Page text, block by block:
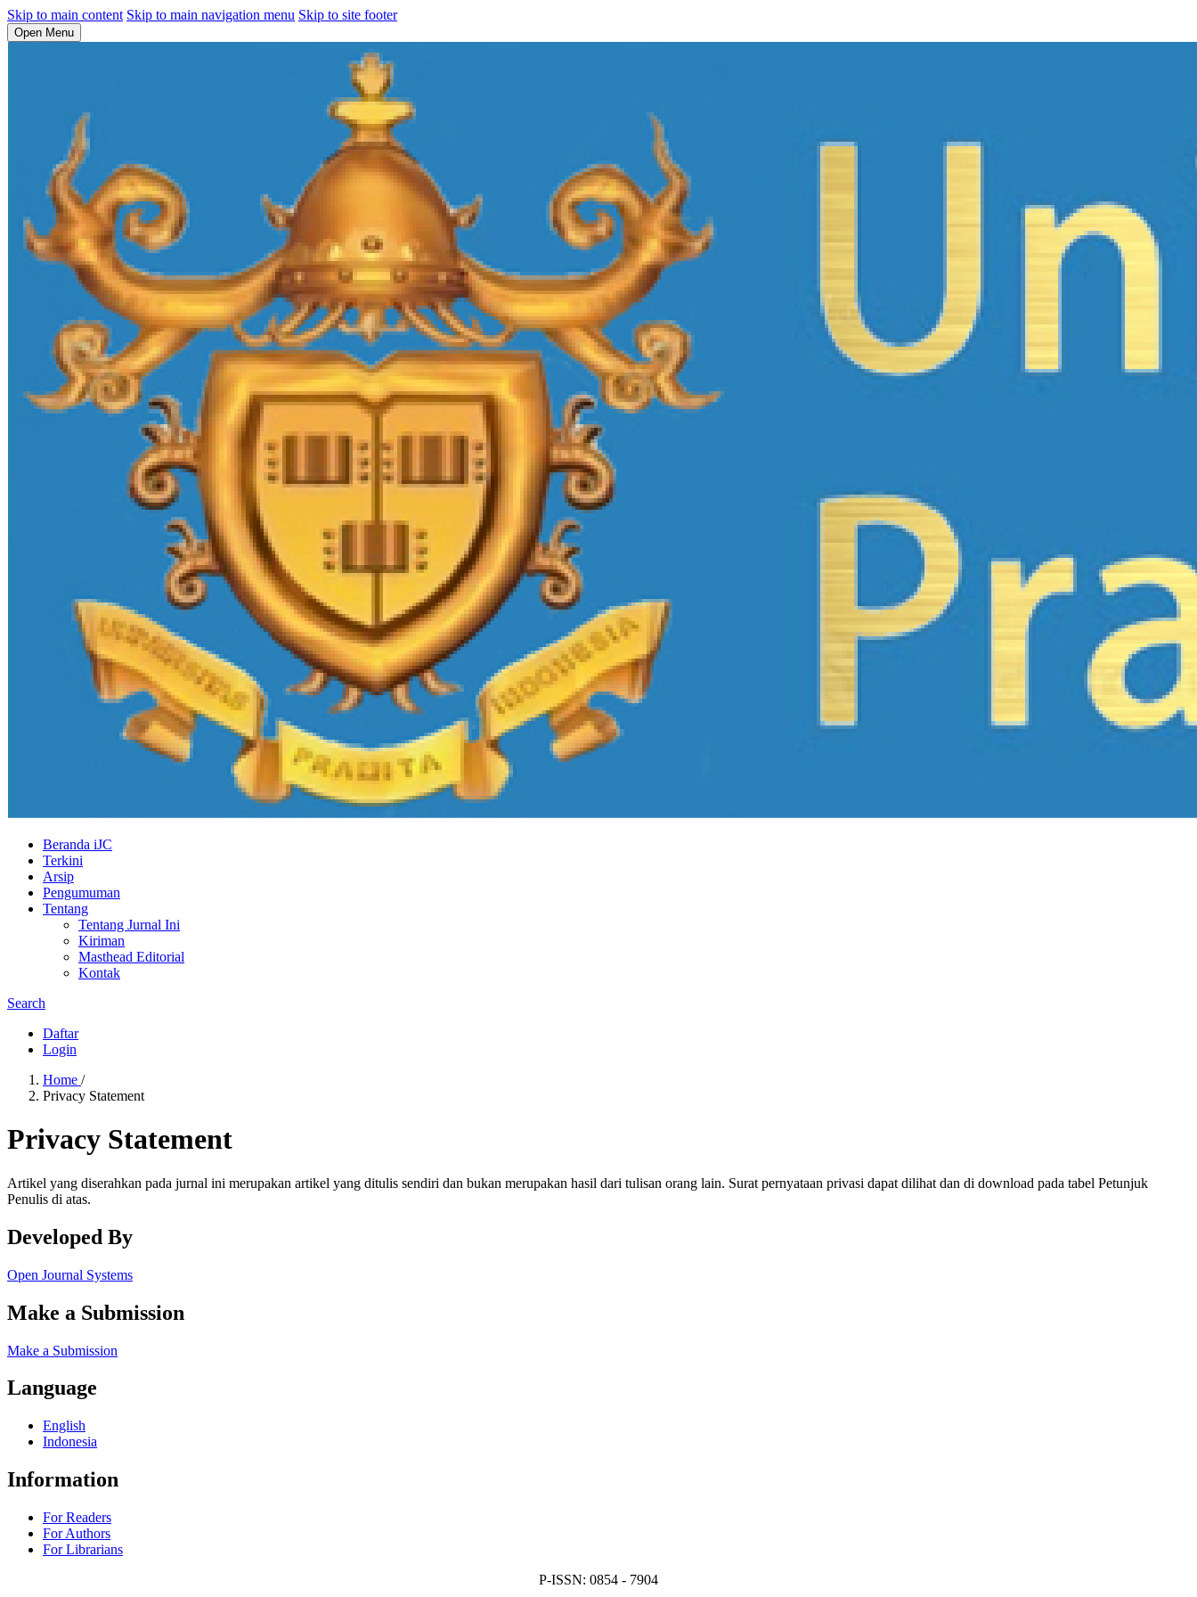
Skip to main content Skip to main navigation menu Skip to site footer
Open Menu
Beranda iJC
Terkini
Arsip
Pengumuman
Tentang
Tentang Jurnal Ini
Kiriman
Masthead Editorial
Kontak
Search
Daftar
Login
Home /
Privacy Statement
Privacy Statement
Artikel yang diserahkan pada jurnal ini merupakan artikel yang ditulis sendiri dan bukan merupakan hasil dari tulisan orang lain. Surat pernyataan privasi dapat dilihat dan di download pada tabel Petunjuk
Penulis di atas.
Developed By
Open Journal Systems
Make a Submission
Make a Submission
Language
English
Indonesia
Information
For Readers
For Authors
For Librarians
P-ISSN: 0854 - 7904